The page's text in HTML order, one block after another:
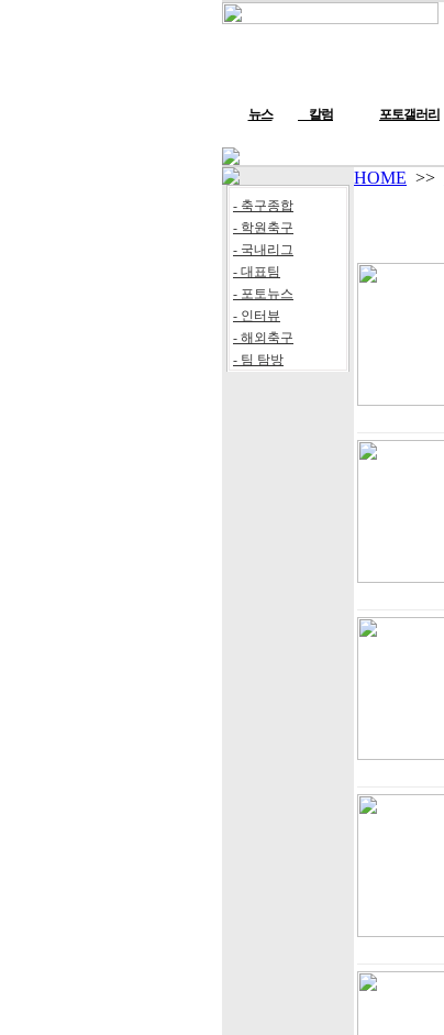
뉴스 칼럼 포토갤러리
- 축구종합
- 학원축구
- 국내리그
- 대표팀
- 포토뉴스
- 인터뷰
- 해외축구
- 팀 탐방
HOME >>